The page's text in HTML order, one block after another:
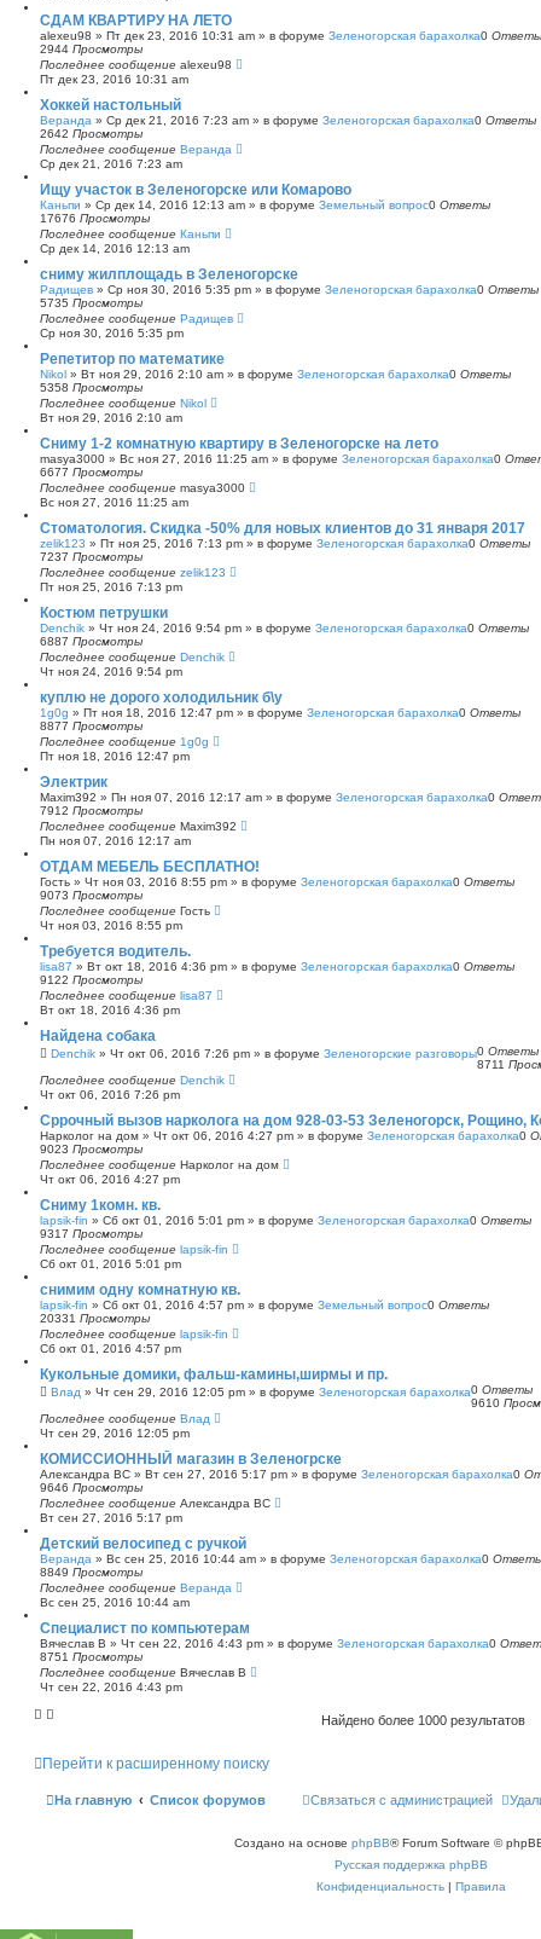
СДАМ КВАРТИРУ НА ЛЕТО
alexeu98 » Пт дек 23, 2016 10:31 am » в форуме Зеленогорская барахолка0 Ответы
2944 Просмотры
Последнее сообщение alexeu98
Пт дек 23, 2016 10:31 am
Хоккей настольный
Веранда » Ср дек 21, 2016 7:23 am » в форуме Зеленогорская барахолка0 Ответы
2642 Просмотры
Последнее сообщение Веранда
Ср дек 21, 2016 7:23 am
Ищу участок в Зеленогорске или Комарово
Каньпи » Ср дек 14, 2016 12:13 am » в форуме Земельный вопрос0 Ответы
17676 Просмотры
Последнее сообщение Каньпи
Ср дек 14, 2016 12:13 am
сниму жилплощадь в Зеленогорске
Радищев » Ср ноя 30, 2016 5:35 pm » в форуме Зеленогорская барахолка0 Ответы
5735 Просмотры
Последнее сообщение Радищев
Ср ноя 30, 2016 5:35 pm
Репетитор по математике
Nikol » Вт ноя 29, 2016 2:10 am » в форуме Зеленогорская барахолка0 Ответы
5358 Просмотры
Последнее сообщение Nikol
Вт ноя 29, 2016 2:10 am
Сниму 1-2 комнатную квартиру в Зеленогорске на лето
masya3000 » Вс ноя 27, 2016 11:25 am » в форуме Зеленогорская барахолка0
6677 Просмотры
Последнее сообщение masya3000
Вс ноя 27, 2016 11:25 am
Стоматология. Скидка -50% для новых клиентов до 31 января 2017
zelik123 » Пт ноя 25, 2016 7:13 pm » в форуме Зеленогорская барахолка0 Ответы
7237 Просмотры
Последнее сообщение zelik123
Пт ноя 25, 2016 7:13 pm
Костюм петрушки
Denchik » Чт ноя 24, 2016 9:54 pm » в форуме Зеленогорская барахолка0 Ответы
6887 Просмотры
Последнее сообщение Denchik
Чт ноя 24, 2016 9:54 pm
куплю не дорого холодильник б\у
1g0g » Пт ноя 18, 2016 12:47 pm » в форуме Зеленогорская барахолка0 Ответы
8877 Просмотры
Последнее сообщение 1g0g
Пт ноя 18, 2016 12:47 pm
Электрик
Maxim392 » Пн ноя 07, 2016 12:17 am » в форуме Зеленогорская барахолка0
7912 Просмотры
Последнее сообщение Maxim392
Пн ноя 07, 2016 12:17 am
ОТДАМ МЕБЕЛЬ БЕСПЛАТНО!
Гость » Чт ноя 03, 2016 8:55 pm » в форуме Зеленогорская барахолка0 Ответы
9073 Просмотры
Последнее сообщение Гость
Чт ноя 03, 2016 8:55 pm
Требуется водитель.
lisa87 » Вт окт 18, 2016 4:36 pm » в форуме Зеленогорская барахолка0 Ответы
9122 Просмотры
Последнее сообщение lisa87
Вт окт 18, 2016 4:36 pm
Найдена собака
Denchik » Чт окт 06, 2016 7:26 pm » в форуме Зеленогорские разговоры0 Ответы
8711
Последнее сообщение Denchik
Чт окт 06, 2016 7:26 pm
Сррочный вызов нарколога на дом 928-03-53 Зеленогорск, Рощино,
Нарколог на дом » Чт окт 06, 2016 4:27 pm » в форуме Зеленогорская барахолка0
9023 Просмотры
Последнее сообщение Нарколог на дом
Чт окт 06, 2016 4:27 pm
Сниму 1комн. кв.
lapsik-fin » Сб окт 01, 2016 5:01 pm » в форуме Зеленогорская барахолка0 Ответы
9317 Просмотры
Последнее сообщение lapsik-fin
Сб окт 01, 2016 5:01 pm
снимим одну комнатную кв.
lapsik-fin » Сб окт 01, 2016 4:57 pm » в форуме Земельный вопрос0 Ответы
20331 Просмотры
Последнее сообщение lapsik-fin
Сб окт 01, 2016 4:57 pm
Кукольные домики, фальш-камины,ширмы и пр.
Влад » Чт сен 29, 2016 12:05 pm » в форуме Зеленогорская барахолка0 Ответы
9610
Последнее сообщение Влад
Чт сен 29, 2016 12:05 pm
КОМИССИОННЫЙ магазин в Зеленогрске
Александра ВС » Вт сен 27, 2016 5:17 pm » в форуме Зеленогорская барахолка0
9646 Просмотры
Последнее сообщение Александра ВС
Вт сен 27, 2016 5:17 pm
Детский велосипед с ручкой
Веранда » Вс сен 25, 2016 10:44 am » в форуме Зеленогорская барахолка0
8849 Просмотры
Последнее сообщение Веранда
Вс сен 25, 2016 10:44 am
Специалист по компьютерам
Вячеслав В » Чт сен 22, 2016 4:43 pm » в форуме Зеленогорская барахолка0
8751 Просмотры
Последнее сообщение Вячеслав В
Чт сен 22, 2016 4:43 pm
Найдено более 1000 результатов
Перейти к расширенному поиску
На главную Список форумов Связаться с администрацией
Создано на основе phpBB® Forum Software ©
Русская поддержка phpBB
Конфиденциальность | Правила